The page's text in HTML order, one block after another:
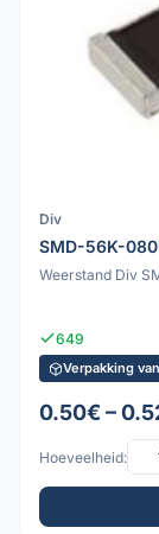
Div
SMD-56K-
Weerstand Div
649
Verpakking
0.50€ –
Hoeveelheid: